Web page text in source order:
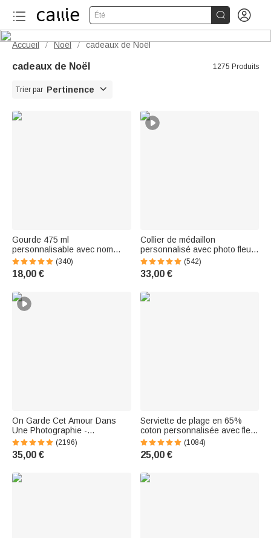
Été  
Accueil / Noël / cadeaux de Noël
cadeaux de Noël 1275 Produits
Trier par Pertinence 
Gourde 475 ml
personnalisable avec nom
initiale et motif d'animal -
Bouteille avec paille sans BPA
- Cadeau anniversaire scolaire
(340)
18,00 €
Collier de médaillon
personnalisé avec photo fleur
de naissance et nom - Cadeau
d'anniversaire Saint-Valentin
pour les femmes
(542)
33,00 €
On Garde Cet Amour Dans
Une Photographie -
Personnalisable avec Photo -
Collier en Coeur
(2196)
35,00 €
Serviette de plage en 65%
coton personnalisée avec fleur
de naissance personnage et
nom - Linge doux séchage
rapide - Cadeau de vacances
(1084)
25,00 €